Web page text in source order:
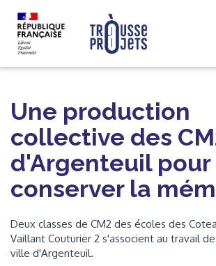
Une production
collective des
d'Argenteuil pour
conserver la
Deux classes de CM2 des écoles des
Vaillant Couturier 2 s'associent au travail
ville d'Argenteuil.